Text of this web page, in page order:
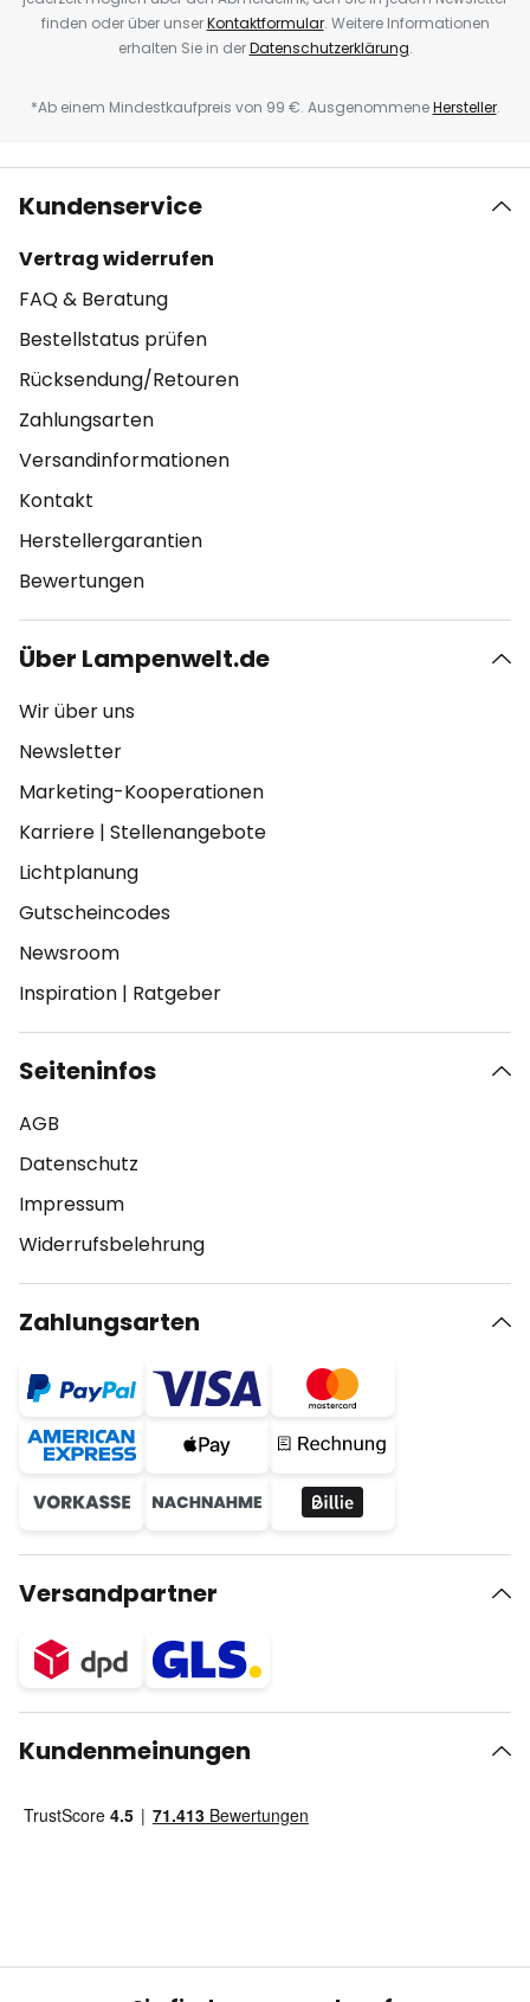
finden oder über unserKontaktformular. Weitere Informationen
erhalten Sie in derDatenschutzerklärung.
*Ab einem Mindestkaufpreis von 99 €. AusgenommeneHersteller.
Kundenservice
Vertrag widerrufen
FAQ & Beratung
Bestellstatus prüfen
Rücksendung/Retouren
Zahlungsarten
Versandinformationen
Kontakt
Herstellergarantien
Bewertungen
Über Lampenwelt.de
Wir über uns
Newsletter
Marketing-Kooperationen
Karriere | Stellenangebote
Lichtplanung
Gutscheincodes
Newsroom
Inspiration | Ratgeber
Seiteninfos
AGB
Datenschutz
Impressum
Widerrufsbelehrung
Zahlungsarten
Versandpartner
Kundenmeinungen